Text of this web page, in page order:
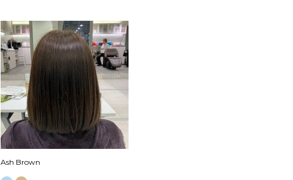
Ash Brown